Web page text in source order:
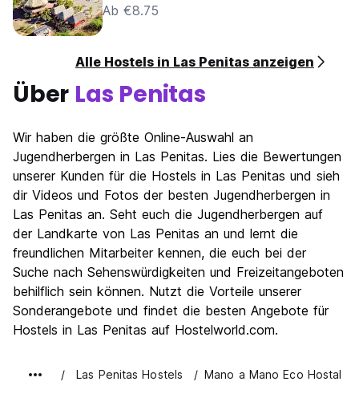
Ab €8.75
Alle Hostels in Las Penitas anzeigen
Über Las Penitas
Wir haben die größte Online-Auswahl an
Jugendherbergen in Las Penitas. Lies die Bewertungen
unserer Kunden für die Hostels in Las Penitas und sieh
dir Videos und Fotos der besten Jugendherbergen in
Las Penitas an. Seht euch die Jugendherbergen auf
der Landkarte von Las Penitas an und lernt die
freundlichen Mitarbeiter kennen, die euch bei der
Suche nach Sehenswürdigkeiten und Freizeitangeboten
behilflich sein können. Nutzt die Vorteile unserer
Sonderangebote und findet die besten Angebote für
Hostels in Las Penitas auf Hostelworld.com.
Las Penitas Hostels Mano a Mano Eco Hostal